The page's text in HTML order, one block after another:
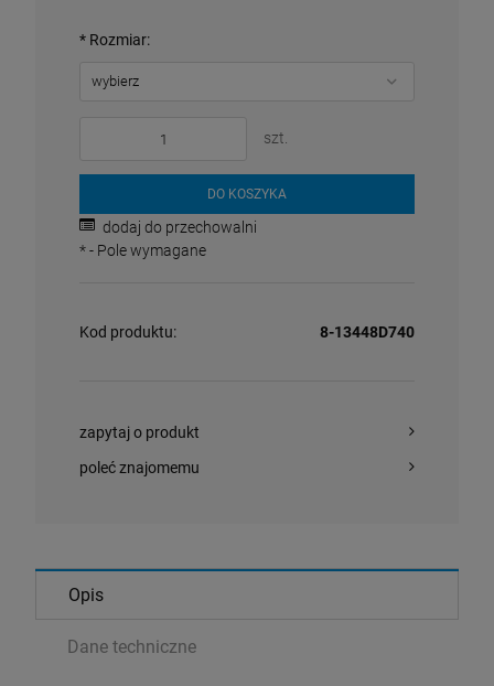
* Rozmiar:
szt.
DO KOSZYKA
dodaj do przechowalni
*- Pole wymagane
Kod produktu: 8-13448D740
zapytaj o produkt
poleć znajomemu
Opis
Dane techniczne